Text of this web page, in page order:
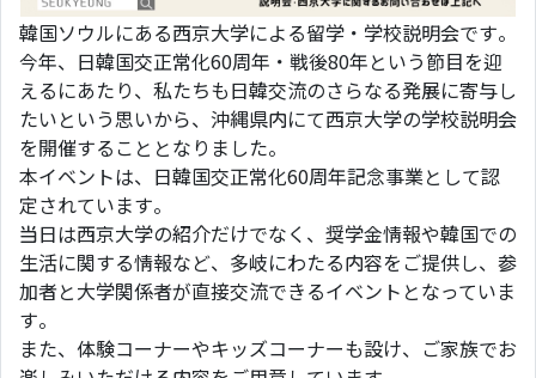
韓国ソウルにある西京大学による留学・学校説明会です。
今年、日韓国交正常化60周年・戦後80年という節目を迎
えるにあたり、私たちも日韓交流のさらなる発展に寄与し
たいという思いから、沖縄県内にて西京大学の学校説明会
を開催することとなりました。
本イベントは、日韓国交正常化60周年記念事業として認
定されています。
当日は西京大学の紹介だけでなく、奨学金情報や韓国での
生活に関する情報など、多岐にわたる内容をご提供し、参
加者と大学関係者が直接交流できるイベントとなっていま
す。
また、体験コーナーやキッズコーナーも設け、ご家族でお